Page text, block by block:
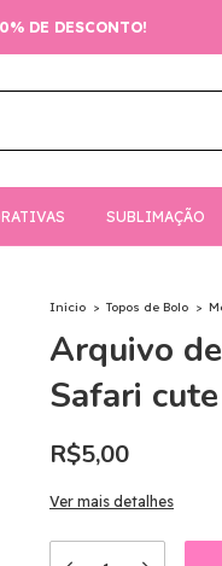
DE DESCONTO!
SUBLIMAÇÃO
Início > Topos de Bolo >
Arquivo
Safari cute
R$5,00
Ver mais detalhes